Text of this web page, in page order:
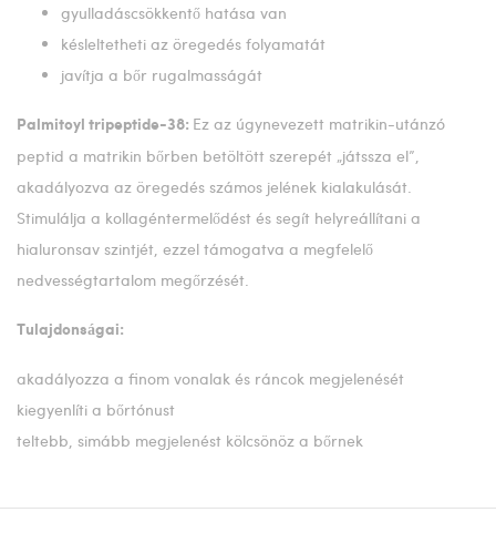
gyulladáscsökkentő hatása van
késleltetheti az öregedés folyamatát
javítja a bőr rugalmasságát
Palmitoyl tripeptide-38: Ez az úgynevezett matrikin-utánzó
peptid a matrikin bőrben betöltött szerepét „játssza el”,
akadályozva az öregedés számos jelének kialakulását.
Stimulálja a kollagéntermelődést és segít helyreállítani a
hialuronsav szintjét, ezzel támogatva a megfelelő
nedvességtartalom megőrzését.
Tulajdonságai:
akadályozza a finom vonalak és ráncok megjelenését
kiegyenlíti a bőrtónust
teltebb, simább megjelenést kölcsönöz a bőrnek